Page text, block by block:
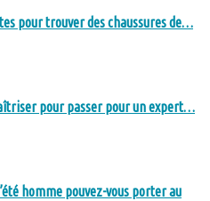
pour trouver des chaussures de…
pour passer pour un expert…
homme pouvez-vous porter au